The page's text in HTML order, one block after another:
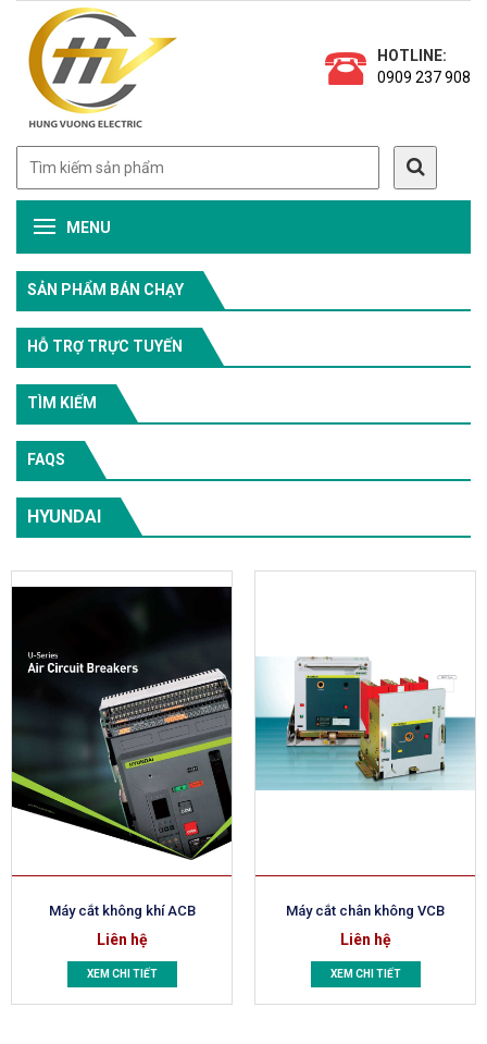
HOTLINE:
0909 237 908
MENU
SẢN PHẨM BÁN CHẠY
HỖ TRỢ TRỰC TUYẾN
TÌM KIẾM
FAQS
HYUNDAI
Máy cắt không khí ACB
Liên hệ
XEM CHI TIẾT
Máy cắt chân không VCB
Liên hệ
XEM CHI TIẾT